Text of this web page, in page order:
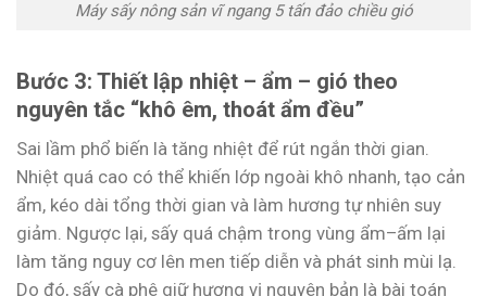
Máy sấy nông sản vĩ ngang 5 tấn đảo chiều gió
Bước 3: Thiết lập nhiệt – ẩm – gió theo
nguyên tắc “khô êm, thoát ẩm đều”
Sai lầm phổ biến là tăng nhiệt để rút ngắn thời gian.
Nhiệt quá cao có thể khiến lớp ngoài khô nhanh, tạo cản
ẩm, kéo dài tổng thời gian và làm hương tự nhiên suy
giảm. Ngược lại, sấy quá chậm trong vùng ẩm–ấm lại
làm tăng nguy cơ lên men tiếp diễn và phát sinh mùi lạ.
Do đó, sấy cà phê giữ hương vị nguyên bản là bài toán